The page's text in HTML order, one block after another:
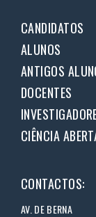
CANDIDATOS
ALUNOS
ANTIGOS
DOCENTES
CIÊNCIA
CONTACTOS:
AV. DE BERNA